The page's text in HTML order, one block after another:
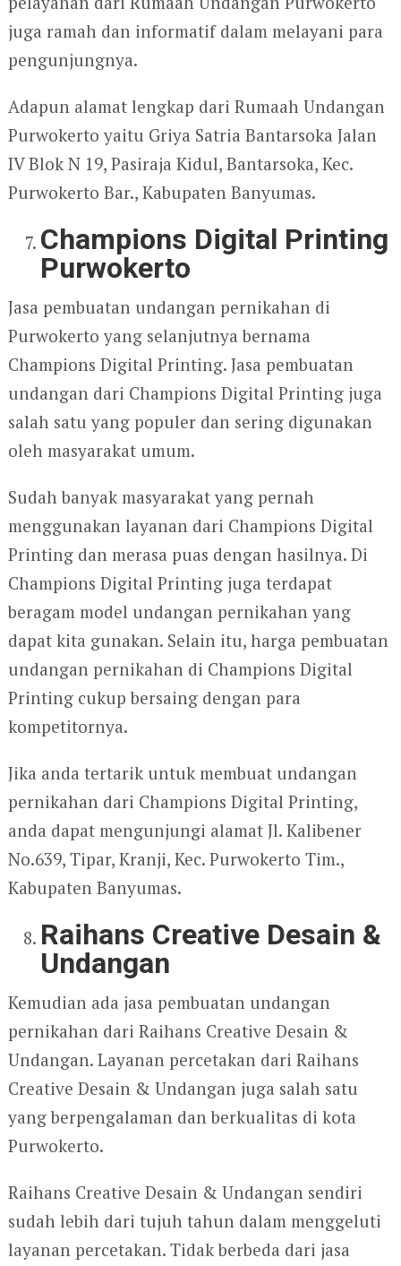
juga ramah dan informatif dalam melayani para
pengunjungnya.
Adapun alamat lengkap dari Rumaah Undangan
Purwokerto yaitu Griya Satria Bantarsoka Jalan
IV Blok N 19, Pasiraja Kidul, Bantarsoka, Kec.
Purwokerto Bar., Kabupaten Banyumas.
Champions Digital Printing
Purwokerto
Jasa pembuatan undangan pernikahan di
Purwokerto yang selanjutnya bernama
Champions Digital Printing. Jasa pembuatan
undangan dari Champions Digital Printing juga
salah satu yang populer dan sering digunakan
oleh masyarakat umum.
Sudah banyak masyarakat yang pernah
menggunakan layanan dari Champions Digital
Printing dan merasa puas dengan hasilnya. Di
Champions Digital Printing juga terdapat
beragam model undangan pernikahan yang
dapat kita gunakan. Selain itu, harga pembuatan
undangan pernikahan di Champions Digital
Printing cukup bersaing dengan para
kompetitornya.
Jika anda tertarik untuk membuat undangan
pernikahan dari Champions Digital Printing,
anda dapat mengunjungi alamat Jl. Kalibener
No.639, Tipar, Kranji, Kec. Purwokerto Tim.,
Kabupaten Banyumas.
Raihans Creative Desain &
Undangan
Kemudian ada jasa pembuatan undangan
pernikahan dari Raihans Creative Desain &
Undangan. Layanan percetakan dari Raihans
Creative Desain & Undangan juga salah satu
yang berpengalaman dan berkualitas di kota
Purwokerto.
Raihans Creative Desain & Undangan sendiri
sudah lebih dari tujuh tahun dalam menggeluti
layanan percetakan. Tidak berbeda dari jasa